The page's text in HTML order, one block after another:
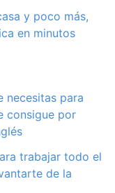
y poco más,
en minutos
necesitas para
consigue por
trabajar todo el
de la